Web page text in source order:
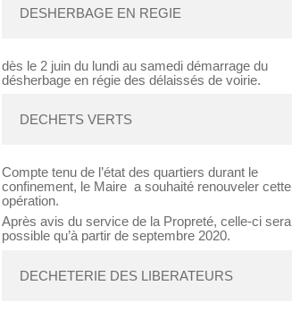
DESHERBAGE EN REGIE
dès le 2 juin du lundi au samedi démarrage du
désherbage en régie des délaissés de voirie.
DECHETS VERTS
Compte tenu de l’état des quartiers durant le
confinement, le Maire a souhaité renouveler cette
opération.
Après avis du service de la Propreté, celle-ci sera
possible qu’à partir de septembre 2020.
DECHETERIE DES LIBERATEURS